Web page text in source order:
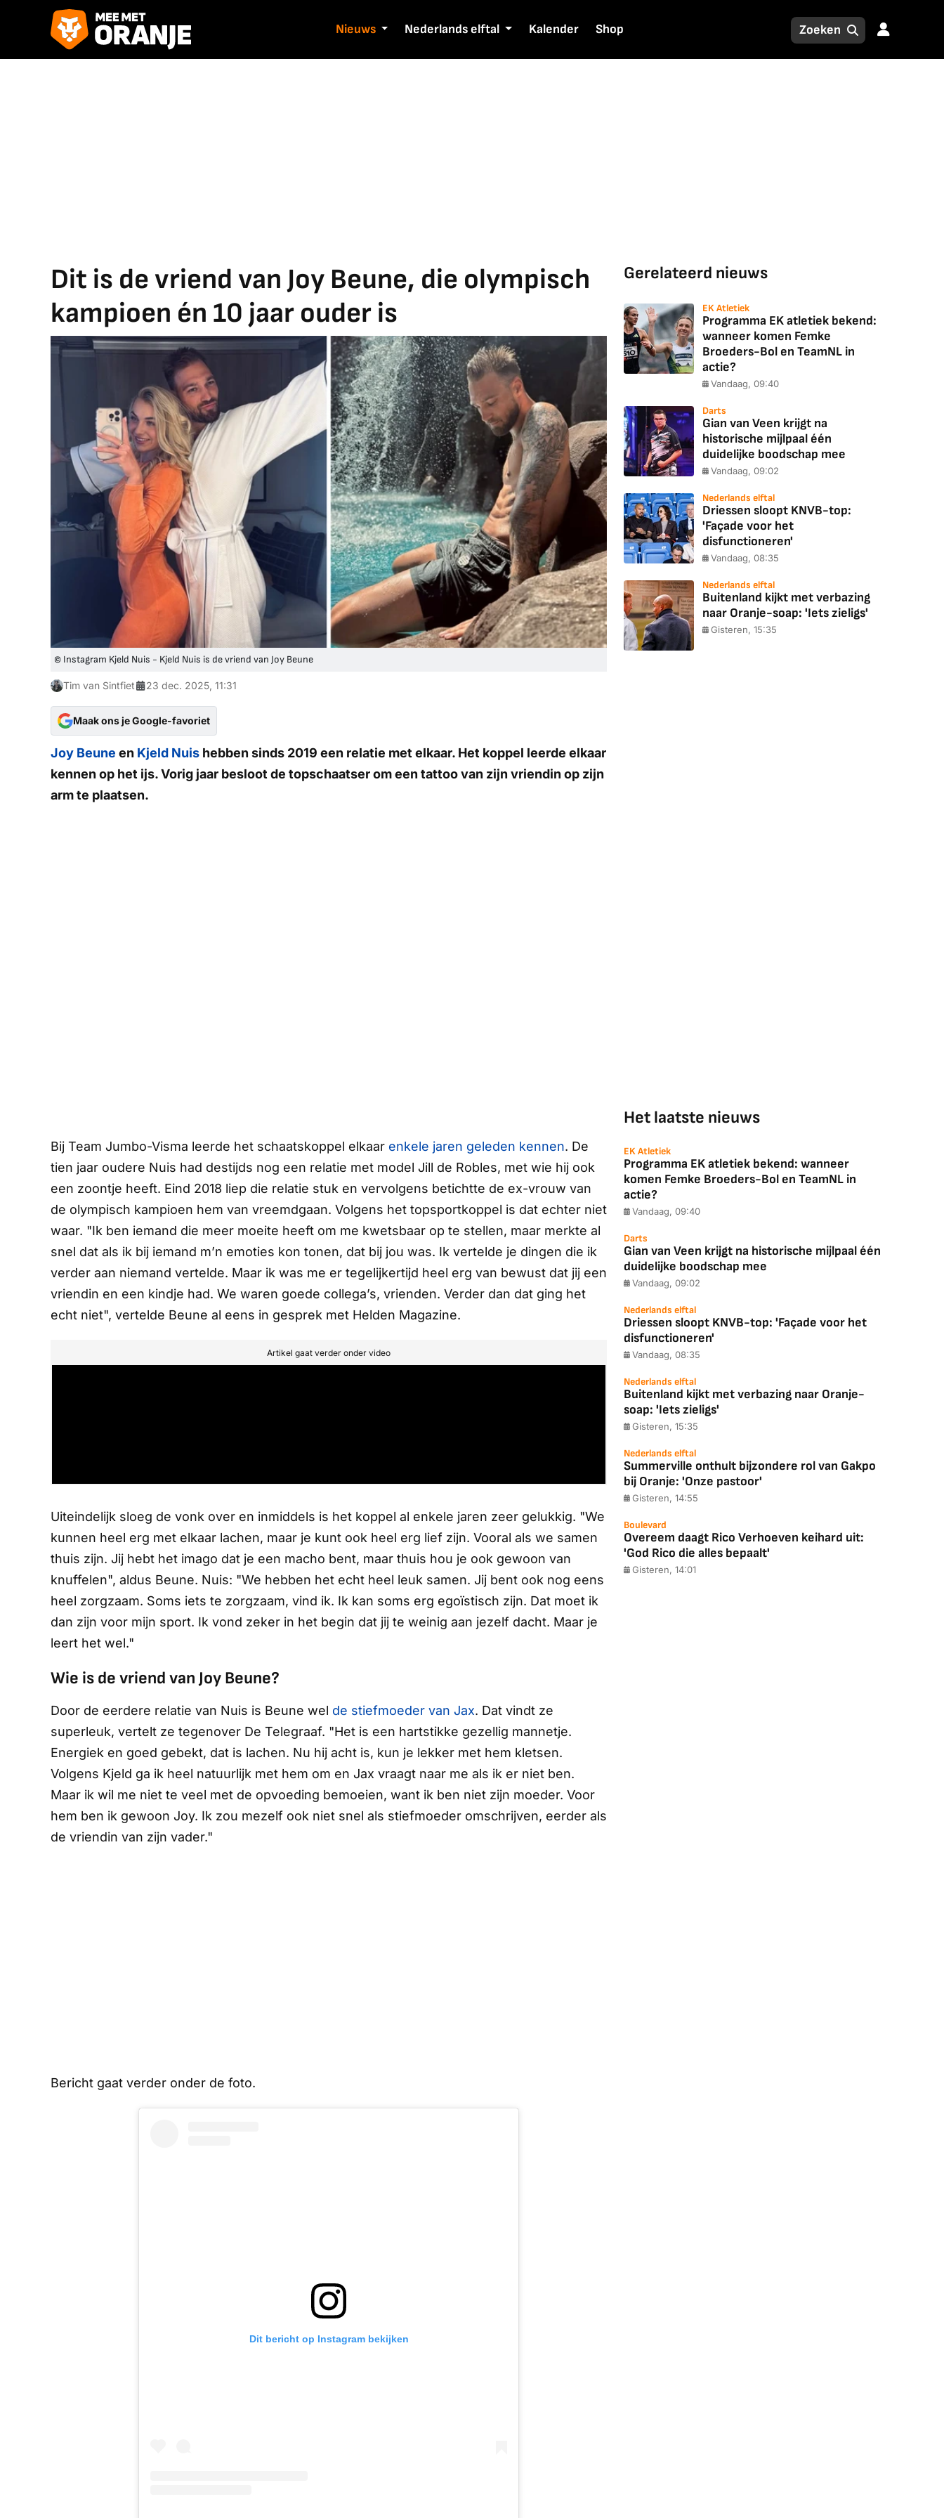
Nieuws Nederlands elftal Kalender Shop
Dit is de vriend van Joy Beune, die olympisch
kampioen én 10 jaar ouder is
© Instagram Kjeld Nuis - Kjeld Nuis is de vriend van Joy Beune
Tim van Sintfiet 23 dec. 2025, 11:31
Maak ons je Google-favoriet
Joy Beune en Kjeld Nuis hebben sinds 2019 een relatie met elkaar. Het koppel leerde elkaar
kennen op het ijs. Vorig jaar besloot de topschaatser om een tattoo van zijn vriendin op zijn
arm te plaatsen.
Bij Team Jumbo-Visma leerde het schaatskoppel elkaar enkele jaren geleden kennen. De
tien jaar oudere Nuis had destijds nog een relatie met model Jill de Robles, met wie hij ook
een zoontje heeft. Eind 2018 liep die relatie stuk en vervolgens betichtte de ex-vrouw van
de olympisch kampioen hem van vreemdgaan. Volgens het topsportkoppel is dat echter niet
waar. "Ik ben iemand die meer moeite heeft om me kwetsbaar op te stellen, maar merkte al
snel dat als ik bij iemand m’n emoties kon tonen, dat bij jou was. Ik vertelde je dingen die ik
verder aan niemand vertelde. Maar ik was me er tegelijkertijd heel erg van bewust dat jij een
vriendin en een kindje had. We waren goede collega’s, vrienden. Verder dan dat ging het
echt niet", vertelde Beune al eens in gesprek met Helden Magazine.
Artikel gaat verder onder video
Uiteindelijk sloeg de vonk over en inmiddels is het koppel al enkele jaren zeer gelukkig. "We
kunnen heel erg met elkaar lachen, maar je kunt ook heel erg lief zijn. Vooral als we samen
thuis zijn. Jij hebt het imago dat je een macho bent, maar thuis hou je ook gewoon van
knuffelen", aldus Beune. Nuis: "We hebben het echt heel leuk samen. Jij bent ook nog eens
heel zorgzaam. Soms iets te zorgzaam, vind ik. Ik kan soms erg egoïstisch zijn. Dat moet ik
dan zijn voor mijn sport. Ik vond zeker in het begin dat jij te weinig aan jezelf dacht. Maar je
leert het wel."
Wie is de vriend van Joy Beune?
Door de eerdere relatie van Nuis is Beune wel de stiefmoeder van Jax. Dat vindt ze
superleuk, vertelt ze tegenover De Telegraaf. "Het is een hartstikke gezellig mannetje.
Energiek en goed gebekt, dat is lachen. Nu hij acht is, kun je lekker met hem kletsen.
Volgens Kjeld ga ik heel natuurlijk met hem om en Jax vraagt naar me als ik er niet ben.
Maar ik wil me niet te veel met de opvoeding bemoeien, want ik ben niet zijn moeder. Voor
hem ben ik gewoon Joy. Ik zou mezelf ook niet snel als stiefmoeder omschrijven, eerder als
de vriendin van zijn vader."
Bericht gaat verder onder de foto.
Dit bericht op Instagram bekijken
Gerelateerd nieuws
EK Atletiek
Programma EK atletiek bekend:
wanneer komen Femke
Broeders-Bol en TeamNL in
actie?
Vandaag, 09:40
Darts
Gian van Veen krijgt na
historische mijlpaal één
duidelijke boodschap mee
Vandaag, 09:02
Nederlands elftal
Driessen sloopt KNVB-top:
'Façade voor het
disfunctioneren'
Vandaag, 08:35
Nederlands elftal
Buitenland kijkt met verbazing
naar Oranje-soap: 'Iets zieligs'
Gisteren, 15:35
Het laatste nieuws
EK Atletiek
Programma EK atletiek bekend: wanneer
komen Femke Broeders-Bol en TeamNL in
actie?
Vandaag, 09:40
Darts
Gian van Veen krijgt na historische mijlpaal één
duidelijke boodschap mee
Vandaag, 09:02
Nederlands elftal
Driessen sloopt KNVB-top: 'Façade voor het
disfunctioneren'
Vandaag, 08:35
Nederlands elftal
Buitenland kijkt met verbazing naar Oranje-
soap: 'Iets zieligs'
Gisteren, 15:35
Nederlands elftal
Summerville onthult bijzondere rol van Gakpo
bij Oranje: 'Onze pastoor'
Gisteren, 14:55
Boulevard
Overeem daagt Rico Verhoeven keihard uit:
'God Rico die alles bepaalt'
Gisteren, 14:01